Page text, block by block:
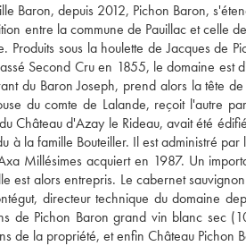
Baron, depuis 2012, Pichon Baron,
entre la commune de Pauillac et celle
Produits sous la houlette de Jacques de
Second Cru en 1855, le domaine
du Baron Joseph, prend alors la tête
du comte de Lalande, reçoit l'autre
Château d'Azay le Rideau, avait été
à la famille Bouteiller. Il est administré
Millésimes acquiert en 1987. Un
est alors entrepris. Le cabernet
directeur technique du domaine
de Pichon Baron grand vin blanc sec
de la propriété, et enfin Château Pichon